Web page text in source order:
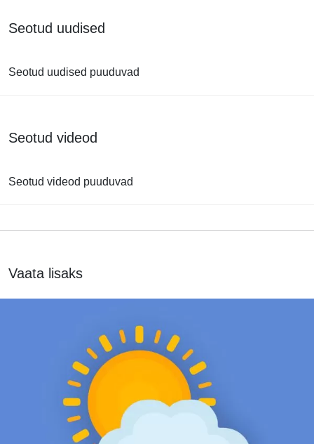
Seotud uudised
Seotud uudised puuduvad
Seotud videod
Seotud videod puuduvad
Vaata lisaks